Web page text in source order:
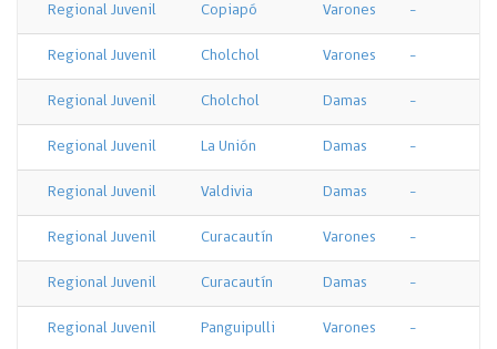
Regional Juvenil Copiapó Varones -
Regional Juvenil Cholchol Varones -
Regional Juvenil Cholchol Damas -
Regional Juvenil La Unión Damas -
Regional Juvenil Valdivia Damas -
Regional Juvenil Curacautín Varones -
Regional Juvenil Curacautín Damas -
Regional Juvenil Panguipulli Varones -